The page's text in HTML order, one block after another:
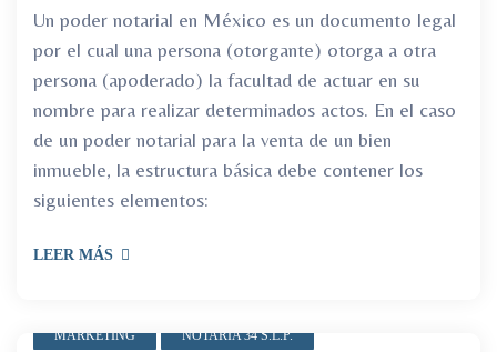
Un poder notarial en México es un documento legal
por el cual una persona (otorgante) otorga a otra
persona (apoderado) la facultad de actuar en su
nombre para realizar determinados actos. En el caso
de un poder notarial para la venta de un bien
inmueble, la estructura básica debe contener los
siguientes elementos:
LEER MÁS
MARKETING NOTARIA 34 S.L.P.